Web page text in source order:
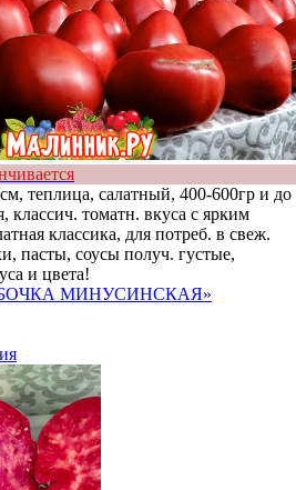
теплица, салатный, 400-600гр и до
классич. томатн. вкуса с ярким
классика, для потреб. в свеж.
пасты, соусы получ. густые,
и цвета!
БОЧКА МИНУСИНСКАЯ»